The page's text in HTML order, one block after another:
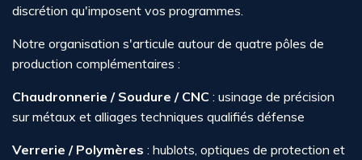
discrétion qu'imposent vos programmes.
Notre organisation s'articule autour de quatre pôles de
production complémentaires :
Chaudronnerie / Soudure / CNC : usinage de précision
sur métaux et alliages techniques qualifiés défense
Verrerie / Polymères : hublots, optiques de protection et